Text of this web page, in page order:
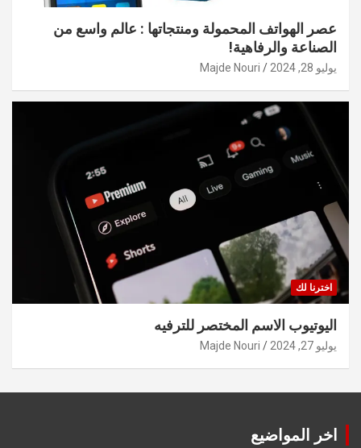
عصر الهواتف المحمولة ومنتجاتها : عالم واسع من
الصناعة والرفاهية!
يوليو 28, 2024 Majde Nouri
اخترنا لك
اليوتيوب الاسم المختصر للترفيه
يوليو 27, 2024 Majde Nouri
اخر المواضيع